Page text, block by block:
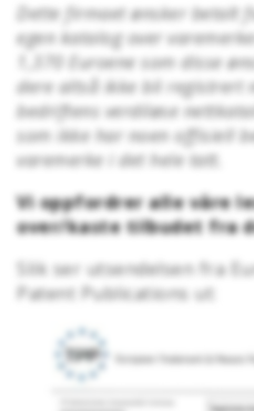
Dette firmaet ønsker betalt
egen katalog over
1,370 Euroene som disse
dere altså ikke bli registrert
bedriftens verdiløse
som ikke har noen offisiell
varemerke i det hele tatt.
Vi oppfordrer alle våre
over/kaste tilbudet fra
Slik ser utsendelsen fra
Patent Publications ut: